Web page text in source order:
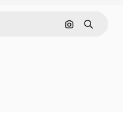
画像で検索
検索